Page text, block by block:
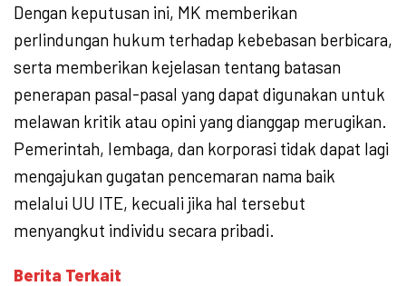
Dengan keputusan ini, MK memberikan
perlindungan hukum terhadap kebebasan berbicara,
serta memberikan kejelasan tentang batasan
penerapan pasal-pasal yang dapat digunakan untuk
melawan kritik atau opini yang dianggap merugikan.
Pemerintah, lembaga, dan korporasi tidak dapat lagi
mengajukan gugatan pencemaran nama baik
melalui UU ITE, kecuali jika hal tersebut
menyangkut individu secara pribadi.
Berita Terkait